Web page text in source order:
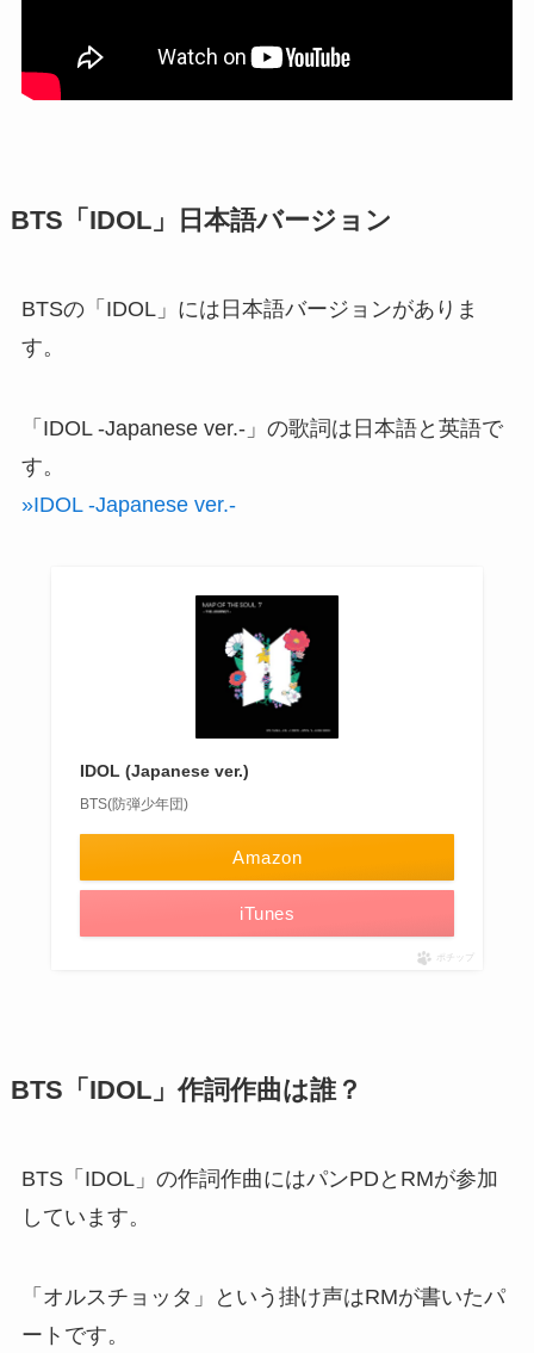
BTS「IDOL」日本語バージョン
BTSの「IDOL」には日本語バージョンがありま
す。
「IDOL -Japanese ver.-」の歌詞は日本語と英語で
す。
»IDOL -Japanese ver.-
IDOL (Japanese ver.)
BTS(防弾少年団)
Amazon
iTunes
ポチップ
BTS「IDOL」作詞作曲は誰？
BTS「IDOL」の作詞作曲にはパンPDとRMが参加
しています。
「オルスチョッタ」という掛け声はRMが書いたパ
ートです。